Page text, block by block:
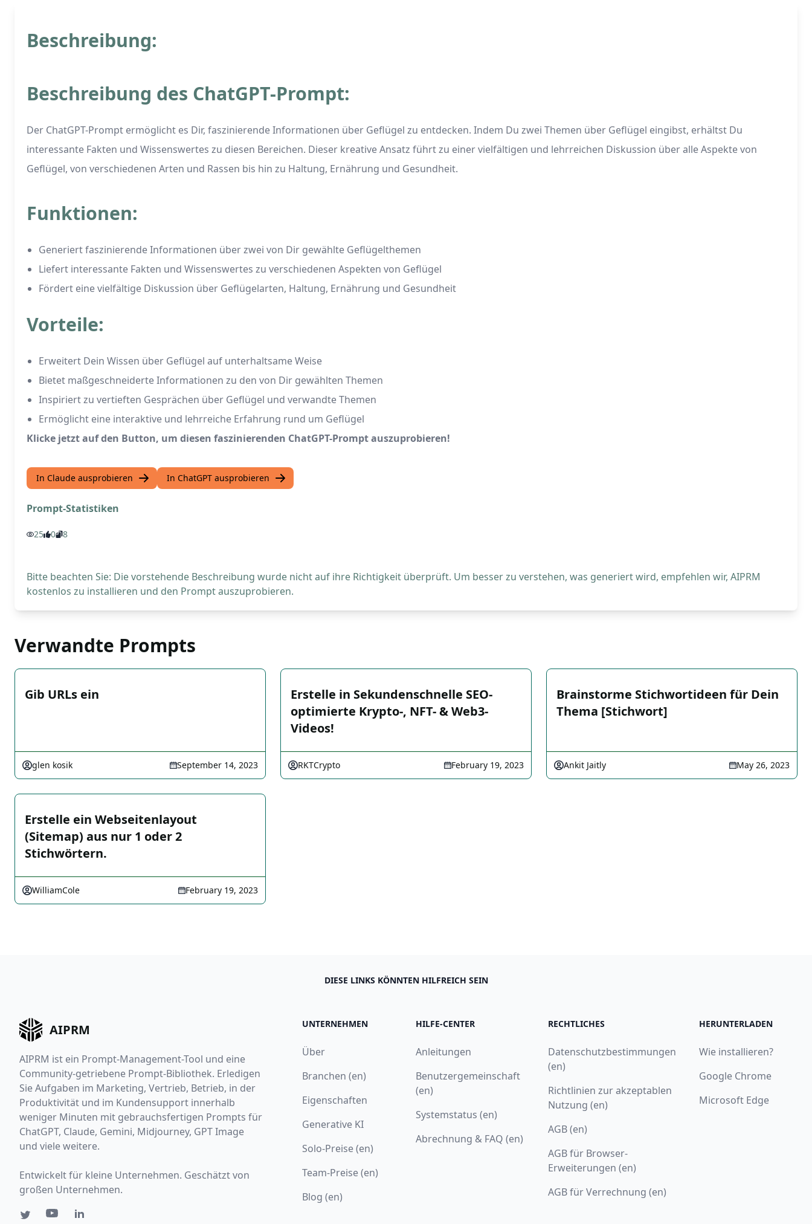
Beschreibung:
Beschreibung des ChatGPT-Prompt:
Der ChatGPT-Prompt ermöglicht es Dir, faszinierende Informationen über Geflügel zu entdecken. Indem Du zwei Themen über Geflügel eingibst, erhältst Du
interessante Fakten und Wissenswertes zu diesen Bereichen. Dieser kreative Ansatz führt zu einer vielfältigen und lehrreichen Diskussion über alle Aspekte von
Geflügel, von verschiedenen Arten und Rassen bis hin zu Haltung, Ernährung und Gesundheit.
Funktionen:
Generiert faszinierende Informationen über zwei von Dir gewählte Geflügelthemen
Liefert interessante Fakten und Wissenswertes zu verschiedenen Aspekten von Geflügel
Fördert eine vielfältige Diskussion über Geflügelarten, Haltung, Ernährung und Gesundheit
Vorteile:
Erweitert Dein Wissen über Geflügel auf unterhaltsame Weise
Bietet maßgeschneiderte Informationen zu den von Dir gewählten Themen
Inspiriert zu vertieften Gesprächen über Geflügel und verwandte Themen
Ermöglicht eine interaktive und lehrreiche Erfahrung rund um Geflügel
Klicke jetzt auf den Button, um diesen faszinierenden ChatGPT-Prompt auszuprobieren!
In Claude ausprobieren In ChatGPT ausprobieren
Prompt-Statistiken
25 0 8
Bitte beachten Sie: Die vorstehende Beschreibung wurde nicht auf ihre Richtigkeit überprüft. Um besser zu verstehen, was generiert wird, empfehlen wir, AIPRM
kostenlos zu installieren und den Prompt auszuprobieren.
Verwandte Prompts
Gib URLs ein
glen kosik September 14, 2023
Erstelle in Sekundenschnelle SEO-
optimierte Krypto-, NFT- & Web3-
Videos!
RKTCrypto February 19, 2023
Brainstorme Stichwortideen für Dein
Thema [Stichwort]
Ankit Jaitly May 26, 2023
Erstelle ein Webseitenlayout
(Sitemap) aus nur 1 oder 2
Stichwörtern.
WilliamCole February 19, 2023
DIESE LINKS KÖNNTEN HILFREICH SEIN
AIPRM
AIPRM ist ein Prompt-Management-Tool und eine
Community-getriebene Prompt-Bibliothek. Erledigen
Sie Aufgaben im Marketing, Vertrieb, Betrieb, in der
Produktivität und im Kundensupport innerhalb
weniger Minuten mit gebrauchsfertigen Prompts für
ChatGPT, Claude, Gemini, Midjourney, GPT Image
und viele weitere.
Entwickelt für kleine Unternehmen. Geschätzt von
großen Unternehmen.
UNTERNEHMEN
Über
Branchen (en)
Eigenschaften
Generative KI
Solo-Preise (en)
Team-Preise (en)
Blog (en)
HILFE-CENTER
Anleitungen
Benutzergemeinschaft
(en)
Systemstatus (en)
Abrechnung & FAQ (en)
RECHTLICHES
Datenschutzbestimmungen
(en)
Richtlinien zur akzeptablen
Nutzung (en)
AGB (en)
AGB für Browser-
Erweiterungen (en)
AGB für Verrechnung (en)
HERUNTERLADEN
Wie installieren?
Google Chrome
Microsoft Edge